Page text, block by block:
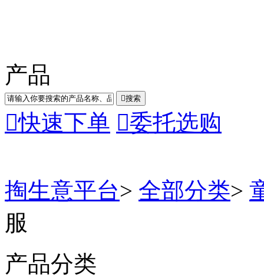
产品
搜索
快速下单 委托选购
掏生意平台> 全部分类>
服
产品分类